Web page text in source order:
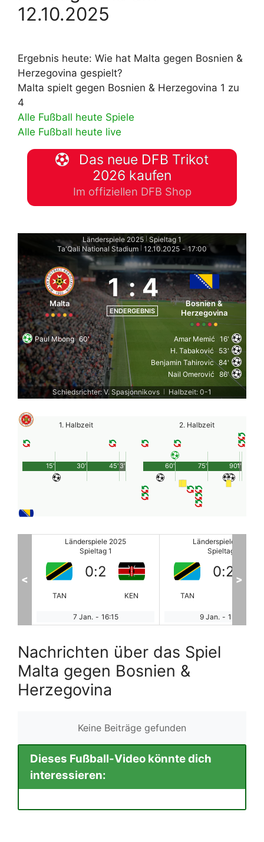
12.10.2025
Ergebnis heute: Wie hat Malta gegen Bosnien &
Herzegovina gespielt?
Malta spielt gegen Bosnien & Herzegovina 1 zu
4
Alle Fußball heute Spiele
Alle Fußball heute live
Das neue DFB Trikot
2026 kaufen
Im offiziellen DFB Shop
Länderspiele 2025 Spieltag 1
Ta'Qali National Stadium 12.10.2025 - 17:00
Malta
1 : 4
ENDERGEBNIS
Bosnien &
Herzegovina
Paul Mbong 60' Amar Memić 16'
H. Tabaković 53'
Benjamin Tahirovic 84'
Nail Omerović 86'
Schiedsrichter: V. Spasjonnikovs
Halbzeit: 0-1
1. Halbzeit
45'
15' 30' 3'
2. Halbzeit
90'
60' 75' 1'
Länderspiele 2025
Spieltag 1
TAN
0:2
BUR
9 Jan. - 15:00
Länderspiele 2025
Spieltag 1
USA
3:1
18 Jan. - 19:00
< >
Nachrichten über das Spiel
Malta gegen Bosnien &
Herzegovina
Keine Beiträge gefunden
Dieses Fußball-Video könnte dich
interessieren: